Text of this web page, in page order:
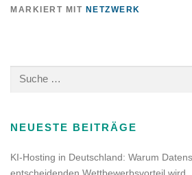
MARKIERT MIT NETZWERK
nach:
NEUESTE BEITRÄGE
KI-Hosting in Deutschland: Warum